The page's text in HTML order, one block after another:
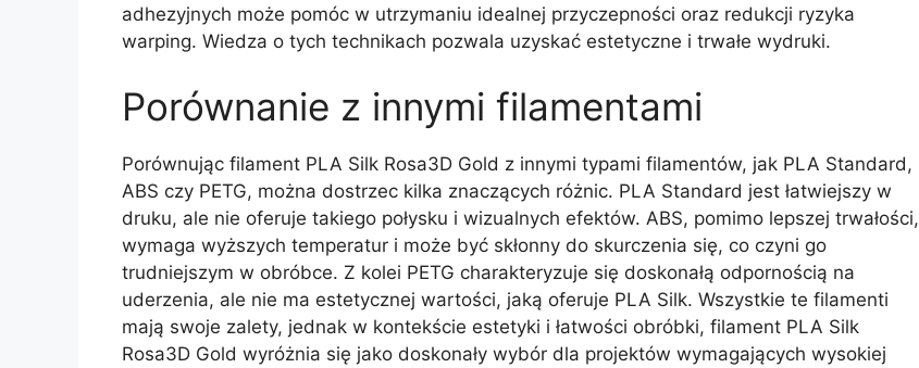
adhezyjnych może pomóc w utrzymaniu idealnej przyczepności oraz redukcji ryzyka
warping. Wiedza o tych technikach pozwala uzyskać estetyczne i trwałe wydruki.
Porównanie z innymi filamentami
Porównując filament PLA Silk Rosa3D Gold z innymi typami filamentów, jak PLA Standard,
ABS czy PETG, można dostrzec kilka znaczących różnic. PLA Standard jest łatwiejszy w
druku, ale nie oferuje takiego połysku i wizualnych efektów. ABS, pomimo lepszej trwałości,
wymaga wyższych temperatur i może być skłonny do skurczenia się, co czyni go
trudniejszym w obróbce. Z kolei PETG charakteryzuje się doskonałą odpornością na
uderzenia, ale nie ma estetycznej wartości, jaką oferuje PLA Silk. Wszystkie te filamenti
mają swoje zalety, jednak w kontekście estetyki i łatwości obróbki, filament PLA Silk
Rosa3D Gold wyróżnia się jako doskonały wybór dla projektów wymagających wysokiej